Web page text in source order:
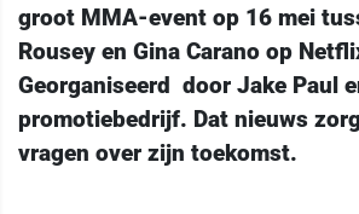
groot MMA-event op 16 mei
Rousey en Gina Carano op
Georganiseerd door Jake Paul
promotiebedrijf. Dat nieuws
vragen over zijn toekomst.